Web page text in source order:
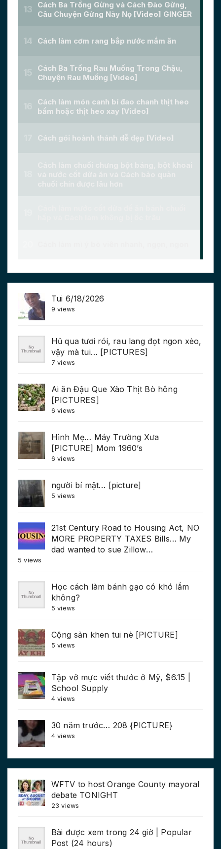
Tui 6/18/2026
9 views
Hủ qua tươi rói, rau lang đọt ngon xèo,
vậy mà tui… [PICTURES]
7 views
Ai ăn Đậu Que Xào Thịt Bò hông
[PICTURES]
6 views
Hình Mẹ… Máy Trường Xưa
[PICTURE] Mom 1960’s
6 views
người bí mật… [picture]
5 views
21st Century Road to Housing Act, NO
MORE PROPERTY TAXES Bills… My
dad wanted to sue Zillow…
5 views
Học cách làm bánh gạo có khó lắm
không?
5 views
Cộng sản khen tui nè [PICTURE]
5 views
Tập vở mực viết thước ở Mỹ, $6.15 |
School Supply
4 views
30 năm trước… 208 {PICTURE}
4 views
WFTV to host Orange County mayoral
debate TONIGHT
23 views
Bài được xem trong 24 giờ | Popular
Post (24 hours)